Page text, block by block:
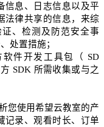
信息、日志信息以及平
法律共享的信息，来综
、检测及防范安全事
处置措施；
件开发工具包（
SD
SDK 所需收集或与之
您使用希望云教室的产
记录、观看时长、订单